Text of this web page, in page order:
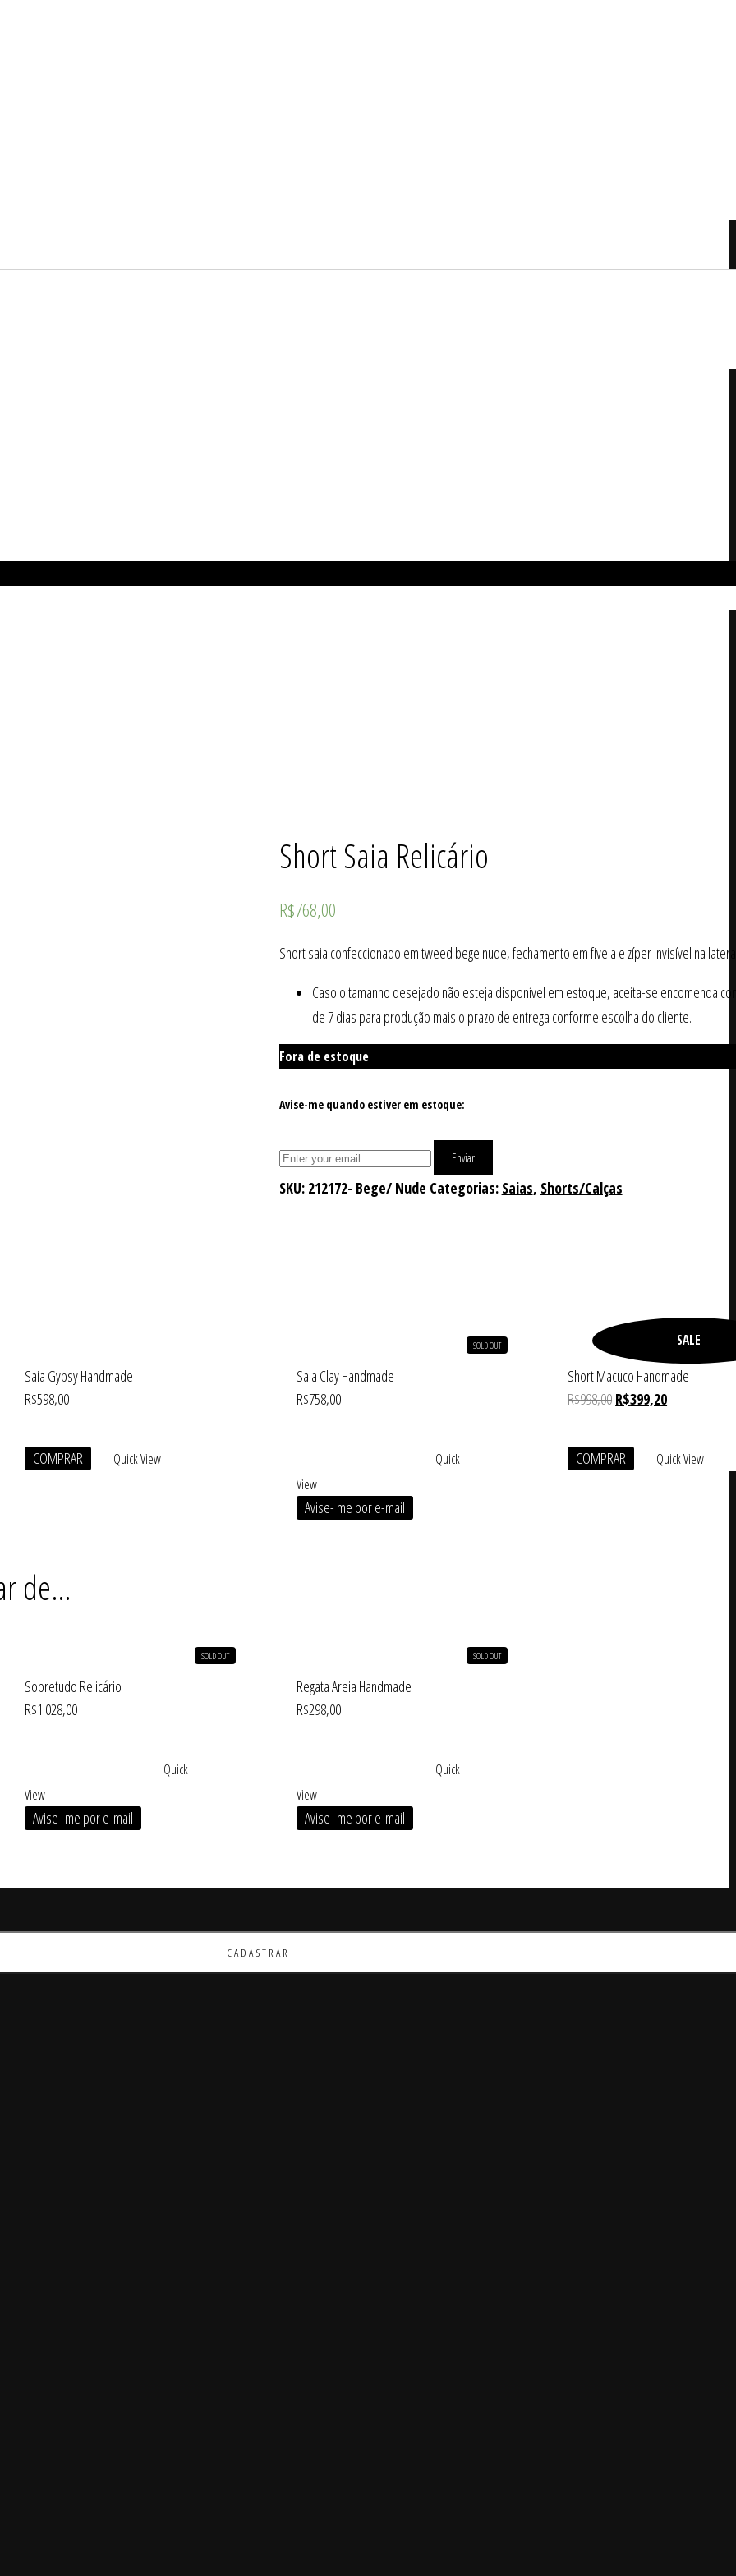
Short Saia Relicário
R$768,00
Short saia confeccionado em tweed bege nude, fechamento em fivela e zíper invisível na
Caso o tamanho desejado não esteja disponível em estoque, aceita-se encomenda
de 7 dias para produção mais o prazo de entrega conforme escolha do cliente.
Fora de estoque
Avise-me quando estiver em estoque:
Enviar
SKU: 212172- Bege/ Nude Categorias: Saias, Shorts/Calças
Saia Gypsy Handmade
R$598,00
COMPRAR Quick View
Saia Clay Handmade
R$758,00
Avise- me por e-mail
Quick
View
SOLD OUT SALE
Short Macuco Handmade
R$998,00 R$399,20
COMPRAR Quick View
de…
Sobretudo Relicário
R$1.028,00
Avise- me por e-mail
Quick
View
SOLD OUT
Regata Areia Handmade
R$298,00
Avise- me por e-mail
Quick
View
SOLD OUT